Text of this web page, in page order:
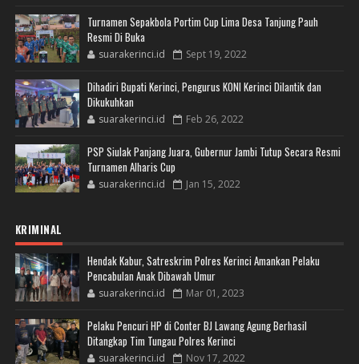
Turnamen Sepakbola Portim Cup Lima Desa Tanjung Pauh
Resmi Di Buka
suarakerinci.id Sept 19, 2022
Dihadiri Bupati Kerinci, Pengurus KONI Kerinci Dilantik dan
Dikukuhkan
suarakerinci.id Feb 26, 2022
PSP Siulak Panjang Juara, Gubernur Jambi Tutup Secara Resmi
Turnamen Alharis Cup
suarakerinci.id Jan 15, 2022
KRIMINAL
Hendak Kabur, Satreskrim Polres Kerinci Amankan Pelaku
Pencabulan Anak Dibawah Umur
suarakerinci.id Mar 01, 2023
Pelaku Pencuri HP di Conter BJ Lawang Agung Berhasil
Ditangkap Tim Tungau Polres Kerinci
suarakerinci.id Nov 17, 2022